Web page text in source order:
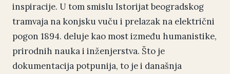
inspiracije. U tom smislu Istorijat beogradskog
tramvaja na konjsku vuču i prelazak na električni
pogon 1894. deluje kao most između humanistike,
prirodnih nauka i inženjerstva. Što je
dokumentacija potpunija, to je i današnja